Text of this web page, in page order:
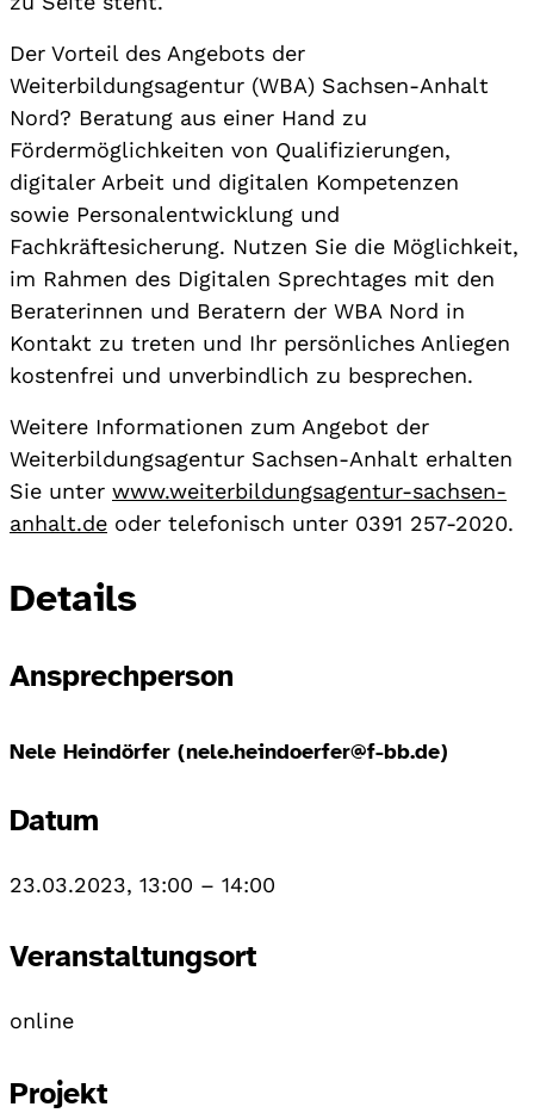
Der Vorteil des Angebots der
Weiterbildungsagentur (WBA) Sachsen-Anhalt
Nord? Beratung aus einer Hand zu
Fördermöglichkeiten von Qualifizierungen,
digitaler Arbeit und digitalen Kompetenzen
sowie Personalentwicklung und
Fachkräftesicherung. Nutzen Sie die Möglichkeit,
im Rahmen des Digitalen Sprechtages mit den
Beraterinnen und Beratern der WBA Nord in
Kontakt zu treten und Ihr persönliches Anliegen
kostenfrei und unverbindlich zu besprechen.
Weitere Informationen zum Angebot der
Weiterbildungsagentur Sachsen-Anhalt erhalten
Sie unter www.weiterbildungsagentur-sachsen-
anhalt.de oder telefonisch unter 0391 257-2020.
Details
Ansprechperson
Nele Heindörfer (nele.heindoerfer@f-bb.de)
Datum
23.03.2023, 13:00 – 14:00
Veranstaltungsort
online
Projekt